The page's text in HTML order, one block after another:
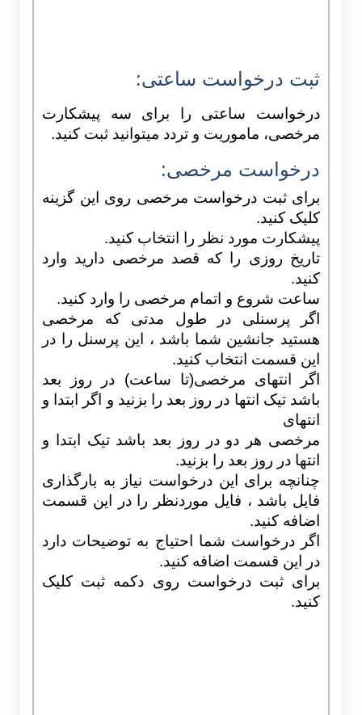
ثبت درخواست ساعتی:
درخواست ساعتی را برای سه پیشکارت
مرخصی، ماموریت و تردد میتوانید ثبت کنید.
درخواست مرخصی:
برای ثبت درخواست مرخصی روی این گزینه
کلیک کنید.
پیشکارت مورد نظر را انتخاب کنید.
تاریخ روزی را که قصد مرخصی دارید وارد
کنید.
ساعت شروع و اتمام مرخصی را وارد کنید.
اگر پرسنلی در طول مدتی که مرخصی
هستید جانشین شما باشد ، این پرسنل را در
این قسمت انتخاب کنید.
اگر انتهای مرخصی(تا ساعت) در روز بعد
باشد تیک انتها در روز بعد را بزنید و اگر ابتدا و
انتهای
مرخصی هر دو در روز بعد باشد تیک ابتدا و
انتها در روز بعد را بزنید.
چنانچه برای این درخواست نیاز به بارگذاری
فایل باشد ، فایل موردنظر را در این قسمت
اضافه کنید.
اگر درخواست شما احتیاج به توضیحات دارد
در این قسمت اضافه کنید.
برای ثبت درخواست روی دکمه ثبت کلیک
کنید.